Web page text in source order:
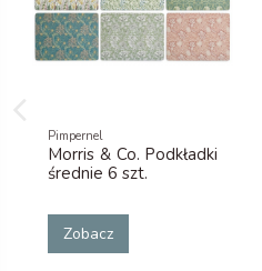
Pimpernel
Morris & Co. Podkładki
średnie 6 szt.
Zobacz